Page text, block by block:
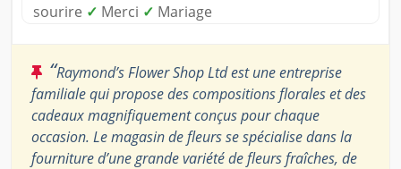
sourire ✓ Merci ✓ Mariage
“Raymond’s Flower Shop Ltd est une entreprise
familiale qui propose des compositions florales et des
cadeaux magnifiquement conçus pour chaque
occasion. Le magasin de fleurs se spécialise dans la
fourniture d’une grande variété de fleurs fraîches, de